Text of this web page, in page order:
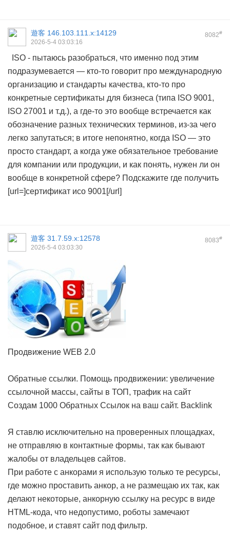
8082#
遊客 146.103.111.x:14129
2026-5-4 03:03:16
ISO - пытаюсь разобраться, что именно под этим
подразумевается — кто-то говорит про международную
организацию и стандарты качества, кто-то про
конкретные сертификаты для бизнеса (типа ISO 9001,
ISO 27001 и т.д.), а где-то это вообще встречается как
обозначение разных технических терминов, из-за чего
легко запутаться; в итоге непонятно, когда ISO — это
просто стандарт, а когда уже обязательное требование
для компании или продукции, и как понять, нужен ли он
вообще в конкретной сфере? Подскажите где получить
[url=]сертификат исо 9001[/url]
8083#
遊客 31.7.59.x:12578
2026-5-4 03:03:30
Продвижение WEB 2.0
Обратные ссылки. Помощь продвижении: увеличение
ссылочной массы, сайты в ТОП, трафик на сайт
Создам 1000 Обратных Ссылок на ваш сайт. Backlink
Я ставлю исключительно на проверенных площадках,
не отправляю в контактные формы, так как бывают
жалобы от владельцев сайтов.
При работе с анкорами я использую только те ресурсы,
где можно проставить анкор, а не размещаю их так, как
делают некоторые, анкорную ссылку на ресурс в виде
HTML-кода, что недопустимо, роботы замечают
подобное, и ставят сайт под фильтр.